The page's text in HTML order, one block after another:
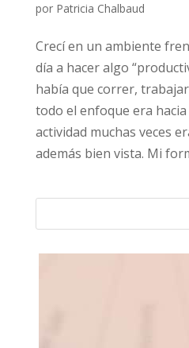
por Patricia Chalbaud
Crecí en un ambiente
día a hacer algo
había que correr,
todo el enfoque era
actividad muchas veces
además bien vista. Mi